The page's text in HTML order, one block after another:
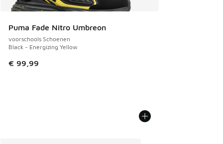
Puma Fade Nitro Umbreon
voorschools Schoenen
Black - Energizing Yellow
€ 99,99